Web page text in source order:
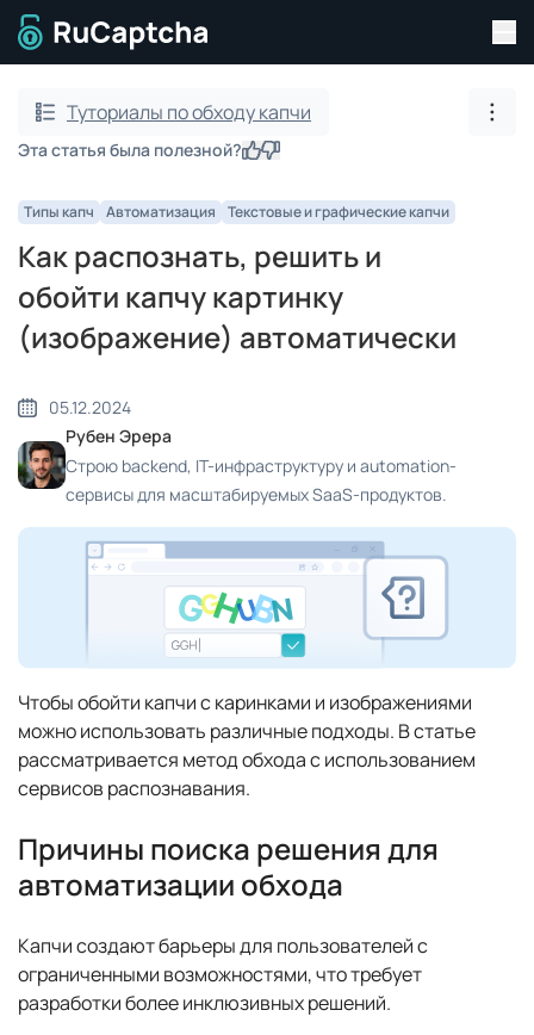
Перейти на главную страницу
Туториалы по обходу капчи
Эта статья была полезной?ДаНет
Типы капч Автоматизация Текстовые и графические капчи
Как распознать, решить и
обойти капчу картинку
(изображение) автоматически
05.12.2024
Рубен Эрера
Строю backend, IT-инфраструктуру и automation-
сервисы для масштабируемых SaaS-продуктов.
Чтобы обойти капчи с каринками и изображениями
можно использовать различные подходы. В статье
рассматривается метод обхода с использованием
сервисов распознавания.
Причины поиска решения для
автоматизации обхода
Капчи создают барьеры для пользователей с
ограниченными возможностями, что требует
разработки более инклюзивных решений.